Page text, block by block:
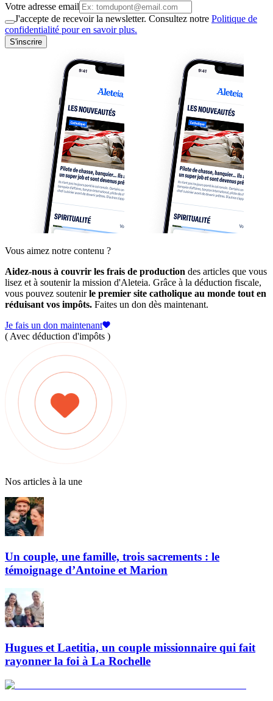
Votre adresse email
J'accepte de recevoir la newsletter. Consultez notre Politique de
confidentialité pour en savoir plus.
S'inscrire
Vous aimez notre contenu ?
Aidez-nous à couvrir les frais de production des articles que vous
lisez et à soutenir la mission d'Aleteia. Grâce à la déduction fiscale,
vous pouvez soutenirle premier site catholique au monde tout en
réduisant vos impôts. Faites un don dès maintenant.
Je fais un don maintenant
( Avec déduction d'impôts )
Nos articles à la une
Un couple, une famille, trois sacrements : le
témoignage d’Antoine et Marion
Hugues et Laetitia, un couple missionnaire qui fait
rayonner la foi à La Rochelle